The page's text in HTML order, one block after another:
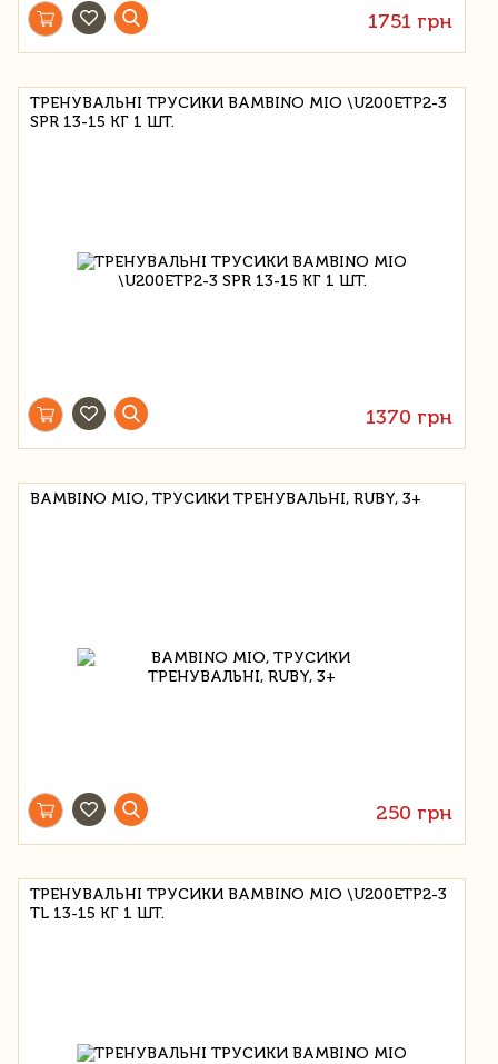
1751 грн
ТРЕНУВАЛЬНІ ТРУСИКИ BAMBINO MIO \U200ETP2-3
SPR 13-15 КГ 1 ШТ.
1370 грн
BAMBINO MIO, ТРУСИКИ ТРЕНУВАЛЬНІ, RUBY, 3+
250 грн
ТРЕНУВАЛЬНІ ТРУСИКИ BAMBINO MIO \U200ETP2-3
TL 13-15 КГ 1 ШТ.